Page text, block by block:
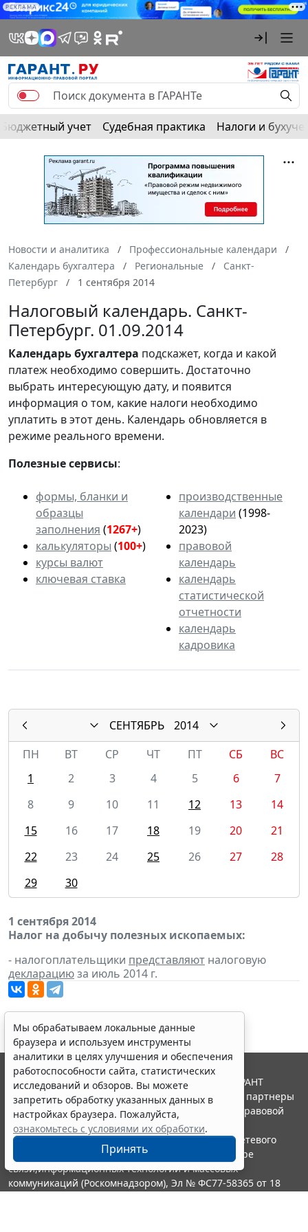
РЕКЛАМА
Бюджетный учет Судебная практика Налоги и
Новости и аналитика
Профессиональные календари
Календарь бухгалтера
Региональные
Санкт-
Петербург
1 сентября 2014
Налоговый календарь. Санкт-
Петербург. 01.09.2014
Календарьбухгалтера подскажет, когда и какой
платеж необходимо совершить. Достаточно
выбрать интересующую дату, и появится
информация о том, какие налоги необходимо
уплатить в этот день. Календарь обновляется в
режиме реального времени.
Полезные сервисы:
формы, бланки и
образцы
заполнения (1267+)
калькуляторы (100+)
курсы валют
ключевая ставка
производственные
календари (1998-
2023)
правовой
календарь
календарь
статистической
отчетности
календарь
кадровика
СЕНТЯБРЬ
2014
ПН
ВТ СР ЧТ ПТ СБ
ВС
1
2 3 4 5 6
7
8
9 10 11 12 13
14
15
16 17 18 19 20
21
22
23 24 25 26 27
28
29
30
1 сентября 2014
Налог на добычу полезных ископаемых:
- налогоплательщики представляют налоговую
декларациюза июль 2014 г.
Мы обрабатываем локальные данные
браузера и используем инструменты
аналитики в целях улучшения и обеспечения
работоспособности сайта, статистических
исследований и обзоров. Вы можете
запретить обработку указанных данных в
настройках браузера. Пожалуйста,
ознакомьтесь с условиями их обработки.
Принять
© ООО "НПП "ГАРАНТ-СЕРВИС", 2026. Система ГАРАНТ
выпускается с 1990 года. Компания "Гарант" и ее партнеры
являются участниками Российской ассоциации правовой
информации ГАРАНТ.
Портал ГАРАНТ.РУ зарегистрирован в качестве сетевого
издания Федеральной службой по надзору в сфере
связи,информационных технологий и массовых
коммуникаций (Роскомнадзором), Эл № ФС77-58365 от 18